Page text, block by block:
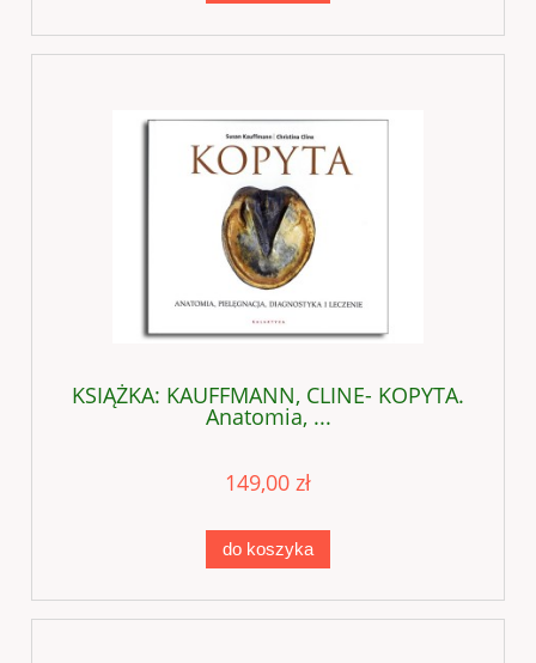
KSIĄŻKA: KAUFFMANN, CLINE- KOPYTA.
Anatomia, ...
149,00 zł
do koszyka